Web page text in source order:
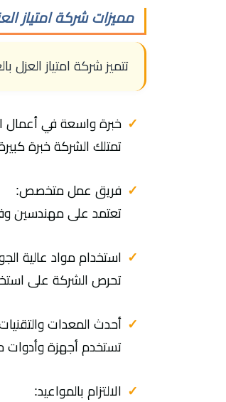
مميزات شركة امتياز
تتميز شركة امتياز
خبرة واسعة في أعمال
تمتلك الشركة خبرة
فريق عمل متخصص:
تعتمد على مهندسين
استخدام مواد عالية
تحرص الشركة على
أحدث المعدات
تستخدم أجهزة وأدوات
الالتزام بالمواعيد: